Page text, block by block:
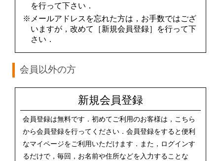
を行って下さい．
※メールアドレスを忘れた方は，お手数ではござ
いますが，改めて［新規会員登録］を行って下
さい．
会員以外の方
新規会員登録
会員登録は無料です．初めてご利用のお客様は，こちら
から会員登録を行ってください．会員登録をすると便利
なマイページをご利用いただけます．また，ログインす
るだけで，毎回，お名前や住所などを入力することな